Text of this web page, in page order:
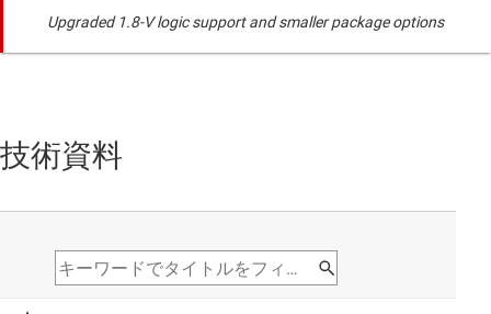
Upgraded 1.8-V logic support and smaller package options
技術資料